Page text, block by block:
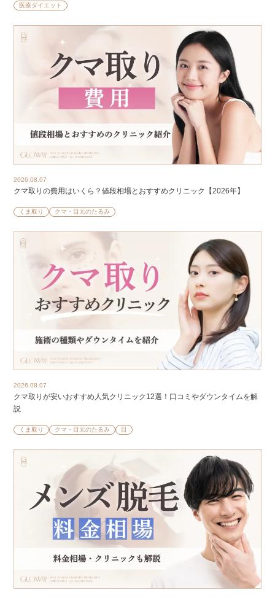
医療ダイエット
2026.08.07
クマ取りの費用はいくら？値段相場とおすすめクリニック【2026年】
くま取り クマ・目元のたるみ
2026.08.07
クマ取りが安いおすすめ人気クリニック12選！口コミやダウンタイムを解
説
くま取り クマ・目元のたるみ 目